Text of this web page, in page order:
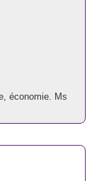
économie. Ms